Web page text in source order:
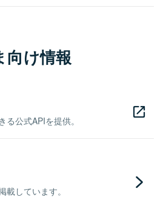
向け情報
公式APIを提供。
しています。